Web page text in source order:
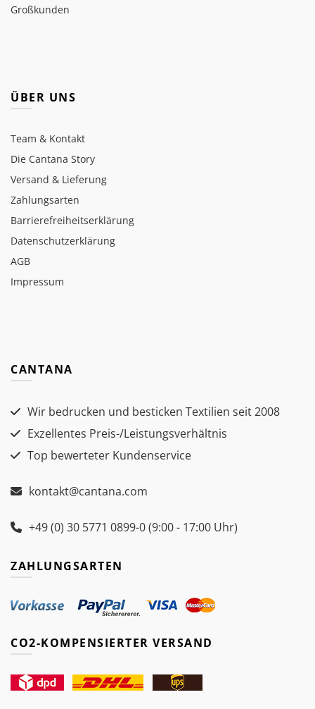
Großkunden
ÜBER UNS
Team & Kontakt
Die Cantana Story
Versand & Lieferung
Zahlungsarten
Barrierefreiheitserklärung
Datenschutzerklärung
AGB
Impressum
CANTANA
Wir bedrucken und besticken Textilien seit 2008
Exzellentes Preis-/Leistungsverhältnis
Top bewerteter Kundenservice
kontakt@cantana.com
+49 (0) 30 5771 0899-0 (9:00 - 17:00 Uhr)
ZAHLUNGSARTEN
CO2-KOMPENSIERTER VERSAND